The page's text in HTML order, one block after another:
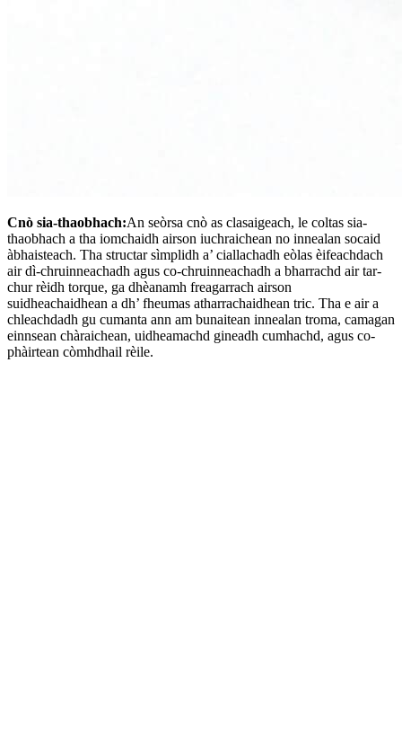
Cnò sia-thaobhach:An seòrsa cnò as clasaigeach, le coltas sia-
thaobhach a tha iomchaidh airson iuchraichean no innealan socaid
àbhaisteach. Tha structar sìmplidh a’ ciallachadh eòlas èifeachdach
air dì-chruinneachadh agus co-chruinneachadh a bharrachd air tar-
chur rèidh torque, ga dhèanamh freagarrach airson
suidheachaidhean a dh’ fheumas atharrachaidhean tric. Tha e air a
chleachdadh gu cumanta ann am bunaitean innealan troma, camagan
einnsean chàraichean, uidheamachd gineadh cumhachd, agus co-
phàirtean còmhdhail rèile.